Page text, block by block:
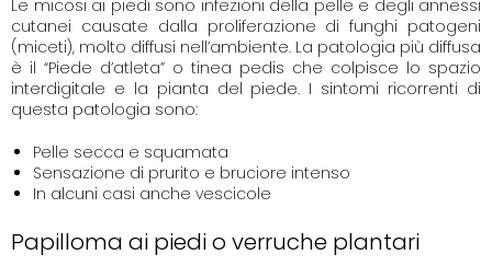
Le micosi ai piedi sono infezioni della pelle e degli annessi
cutanei causate dalla proliferazione di funghi patogeni
(miceti), molto diffusi nell’ambiente. La patologia più diffusa
è il “Piede d’atleta” o tinea pedis che colpisce lo spazio
interdigitale e la pianta del piede. I sintomi ricorrenti di
questa patologia sono:
Pelle secca e squamata
Sensazione di prurito e bruciore intenso
In alcuni casi anche vescicole
Papilloma ai piedi o verruche plantari